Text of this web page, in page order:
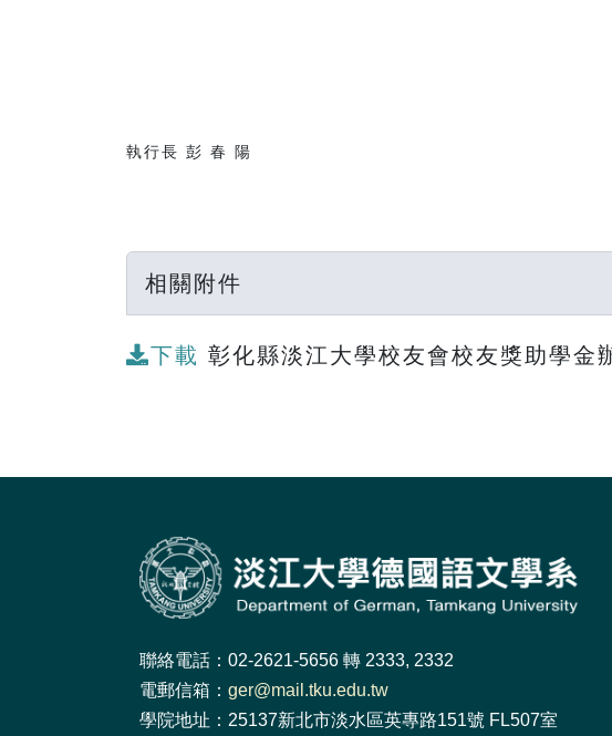
執行長 彭 春 陽
相關附件
下載 彰化縣淡江大學校友會校友獎助學金
聯絡電話：02-2621-5656 轉 2333, 2332
電郵信箱： ger@mail.tku.edu.tw
學院地址：25137新北市淡水區英專路151號 FL507室